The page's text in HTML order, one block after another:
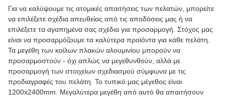
Για να καλύψουμε τις ατομικές απαιτήσεις των πελατών, μπορείτε
να επιλέξετε σχέδια απευθείας από τις αποδόσεις μας ή να
επιλέξετε τα αγαπημένα σας σχέδια για προσαρμογή. Στόχος μας
είναι να προσαρμόζουμε τα καλύτερα προϊόντα για κάθε πελάτη.
Τα μεγέθη των κοίλων πλακών αλουμινίου μπορούν να
προσαρμοστούν - όχι απλώς να μεγεθυνθούν, αλλά με
προσαρμογή των στοιχείων σχεδιασμού σύμφωνα με τις
προδιαγραφές του πελάτη. Το τυπικό μας μέγεθος είναι
1200x2400mm. Μεγαλύτερα μεγέθη από αυτό θα απαιτήσουν